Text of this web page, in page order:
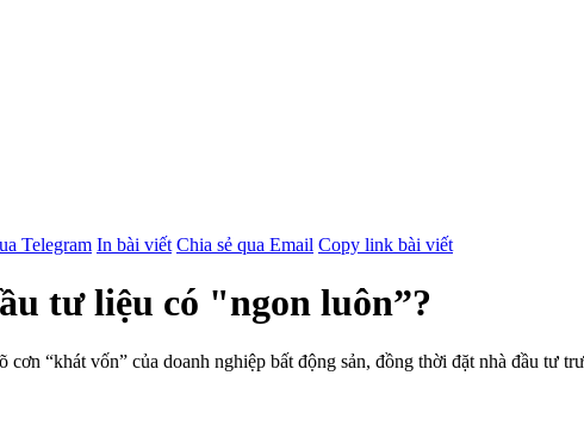
Telegram In bài viết Chia sẻ qua Email Copy link bài viết
tư liệu có "ngon luôn”?
“khát vốn” của doanh nghiệp bất động sản, đồng thời đặt nhà đầu tư